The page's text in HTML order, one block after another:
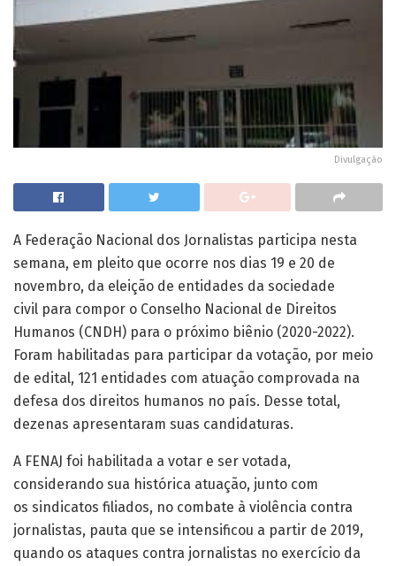
Divulgação
A Federação Nacional dos Jornalistas participa nesta
semana, em pleito que ocorre nos dias 19 e 20 de
novembro, da eleição de entidades da sociedade
civil para compor o Conselho Nacional de Direitos
Humanos (CNDH) para o próximo biênio (2020-2022).
Foram habilitadas para participar da votação, por meio
de edital, 121 entidades com atuação comprovada na
defesa dos direitos humanos no país. Desse total,
dezenas apresentaram suas candidaturas.
A FENAJ foi habilitada a votar e ser votada,
considerando sua histórica atuação, junto com
os sindicatos filiados, no combate à violência contra
jornalistas, pauta que se intensificou a partir de 2019,
quando os ataques contra jornalistas no exercício da